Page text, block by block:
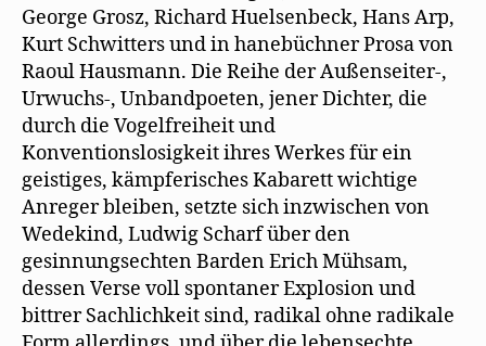
George Grosz, Richard Huelsenbeck, Hans Arp,
Kurt Schwitters und in hanebüchner Prosa von
Raoul Hausmann. Die Reihe der Außenseiter-,
Urwuchs-, Unbandpoeten, jener Dichter, die
durch die Vogelfreiheit und
Konventionslosigkeit ihres Werkes für ein
geistiges, kämpferisches Kabarett wichtige
Anreger bleiben, setzte sich inzwischen von
Wedekind, Ludwig Scharf über den
gesinnungsechten Barden Erich Mühsam,
dessen Verse voll spontaner Explosion und
bittrer Sachlichkeit sind, radikal ohne radikale